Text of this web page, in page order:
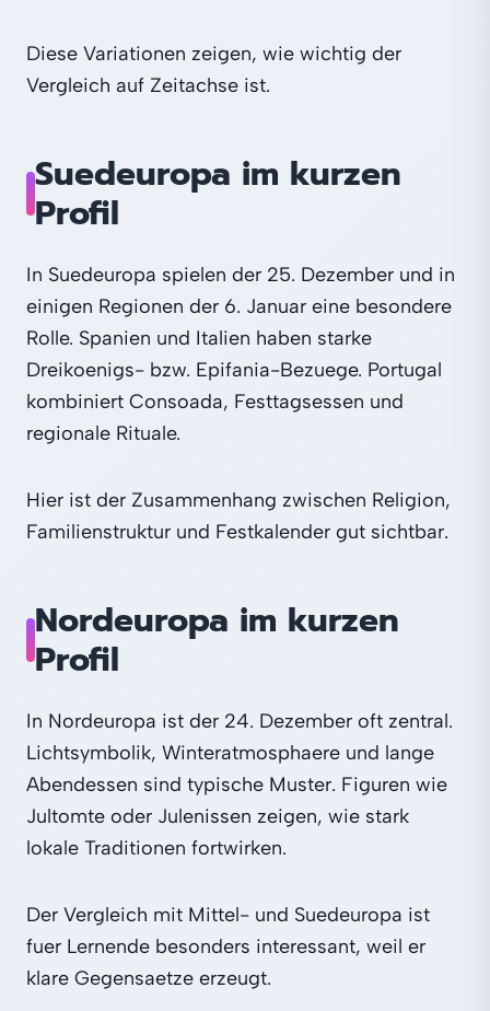
Diese Variationen zeigen, wie wichtig der
Vergleich auf Zeitachse ist.
Suedeuropa im kurzen
Profil
In Suedeuropa spielen der 25. Dezember und in
einigen Regionen der 6. Januar eine besondere
Rolle. Spanien und Italien haben starke
Dreikoenigs- bzw. Epifania-Bezuege. Portugal
kombiniert Consoada, Festtagsessen und
regionale Rituale.
Hier ist der Zusammenhang zwischen Religion,
Familienstruktur und Festkalender gut sichtbar.
Nordeuropa im kurzen
Profil
In Nordeuropa ist der 24. Dezember oft zentral.
Lichtsymbolik, Winteratmosphaere und lange
Abendessen sind typische Muster. Figuren wie
Jultomte oder Julenissen zeigen, wie stark
lokale Traditionen fortwirken.
Der Vergleich mit Mittel- und Suedeuropa ist
fuer Lernende besonders interessant, weil er
klare Gegensaetze erzeugt.